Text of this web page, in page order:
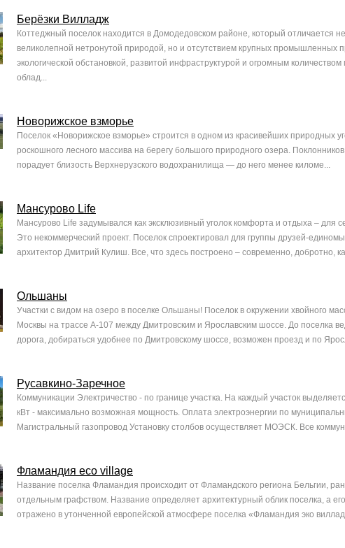
Берёзки Вилладж
Коттеджный поселок находится в Домодедовском районе, который отличается
великолепной нетронутой природой, но и отсутствием крупных промышленных
экологической обстановкой, развитой инфраструктурой и огромным
облад...
Новорижское взморье
Поселок «Новорижское взморье» строится в одном из красивейших природных
роскошного лесного массива на берегу большого природного озера.
порадует близость Верхнерузского водохранилища — до него менее киломе...
Мансурово Life
Мансурово Life задумывался как эксклюзивный уголок комфорта и отдыха – для
Это некоммерческий проект. Поселок спроектировал для группы друзей-
архитектор Дмитрий Кулиш. Все, что здесь построено – современно, добротно,
Ольшаны
Участки с видом на озеро в поселке Ольшаны! Поселок в окружении хвойного
Москвы на трассе А-107 между Дмитровским и Ярославским шоссе. До поселка
дорога, добираться удобнее по Дмитровскому шоссе, возможен проезд и по
Русавкино-Заречное
Коммуникации Электричество - по границе участка. На каждый участок
кВт - максимально возможная мощность. Оплата электроэнергии по
Магистральный газопровод Установку столбов осуществляет МОЭСК. Все
Фламандия eco village
Название поселка Фламандия происходит от Фламандского региона Бельгии,
отдельным графством. Название определяет архитектурный облик поселка, а
отражено в утонченной европейской атмосфере поселка «Фламандия эко